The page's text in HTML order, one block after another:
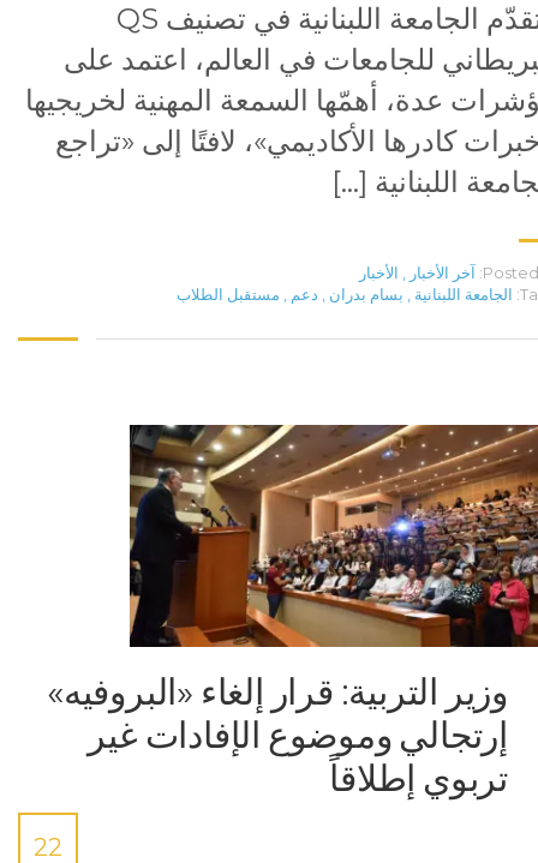
«تقدّم الجامعة اللبنانية في تصنيف QS
للجامعات في العالم، اعتمد على
عدة، أهمّها السمعة المهنية لخريجيها
كادرها الأكاديمي»، لافتًا إلى «تراجع
اللبنانية […]
Posted آخر الأخبار , الأخبار
الجامعة اللبنانية , بسام بدران , دعم , مستقبل الطلاب
وزير التربية: قرار إلغاء «البروفيه»
إرتجالي وموضوع الإفادات غير
تربوي إطلاقاً
22